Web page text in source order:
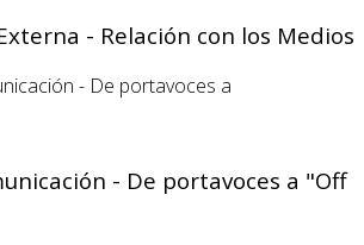
- Relación con los Medios
- De portavoces a "Off